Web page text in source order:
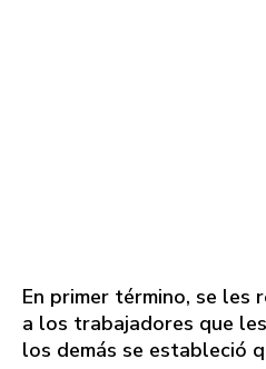
En primer término, se les
a los trabajadores que
los demás se estableció